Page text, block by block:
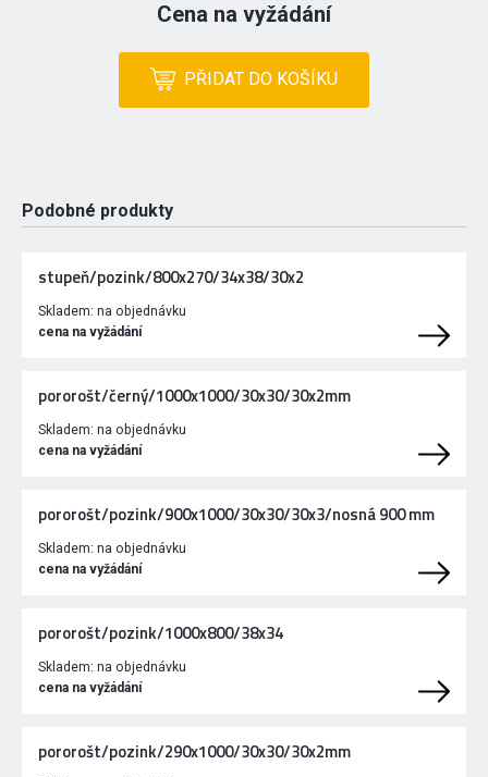
Cena na vyžádání
PŘIDAT DO KOŠÍKU
Podobné produkty
stupeň/pozink/800x270/34x38/30x2
Skladem: na objednávku
cena na vyžádání
pororošt/černý/1000x1000/30x30/30x2mm
Skladem: na objednávku
cena na vyžádání
pororošt/pozink/900x1000/30x30/30x3/nosná 900 mm
Skladem: na objednávku
cena na vyžádání
pororošt/pozink/1000x800/38x34
Skladem: na objednávku
cena na vyžádání
pororošt/pozink/290x1000/30x30/30x2mm